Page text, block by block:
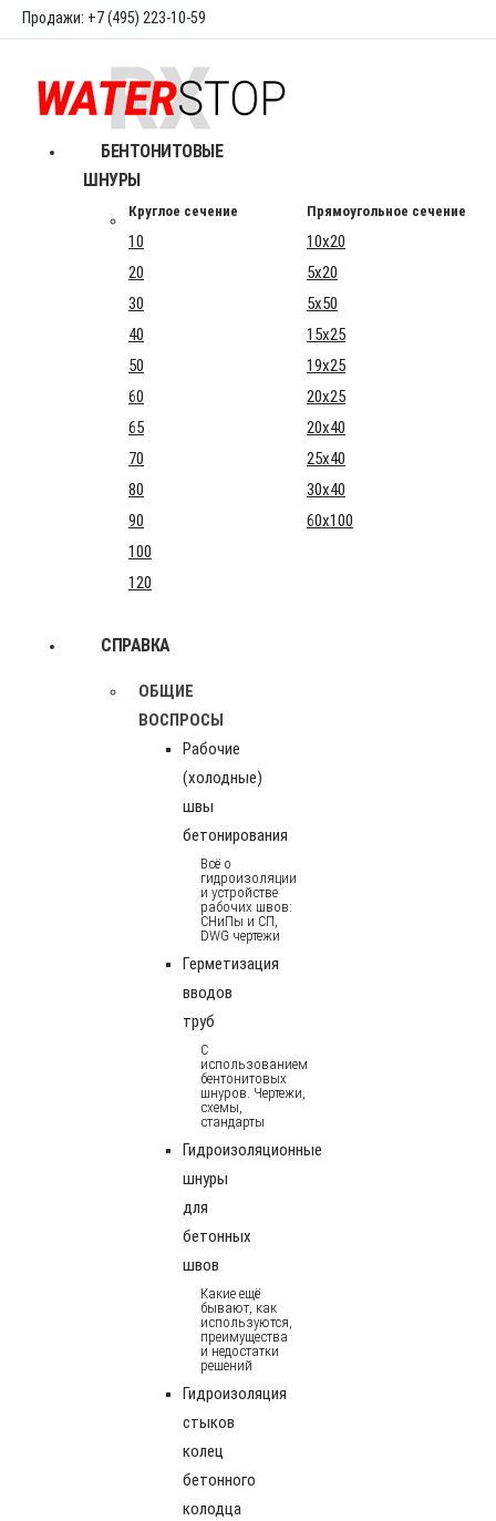
Продажи: +7 (495) 223-10-59
БЕНТОНИТОВЫЕ
ШНУРЫ
Круглое сечение Прямоугольное сечение
10
10x20
20
5x20
30
5x50
40
15x25
50
19x25
60
20x25
65
20x40
70
25x40
80
30x40
90
60x100
100
120
СПРАВКА
ОБЩИЕ
ВОСПРОСЫ
Рабочие
(холодные)
швы
бетонирования
Всё о
гидроизоляции
и устройстве
рабочих швов:
СНиПы и СП,
DWG чертежи
Герметизация
вводов
труб
С
использованием
бентонитовых
шнуров. Чертежи,
схемы,
стандарты
Гидроизоляционные
шнуры
для
бетонных
швов
Какие ещё
бывают, как
используются,
преимущества
и недостатки
решений
Гидроизоляция
стыков
колец
бетонного
колодца